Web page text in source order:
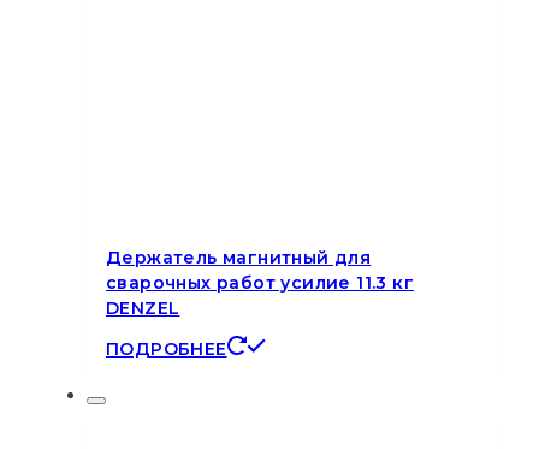
Держатель магнитный для
сварочных работ усилие 11.3 кг
DENZEL
ПОДРОБНЕЕ